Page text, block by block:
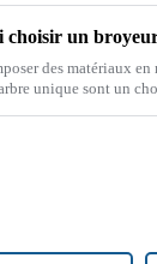
choisir un
des matériaux
unique sont un